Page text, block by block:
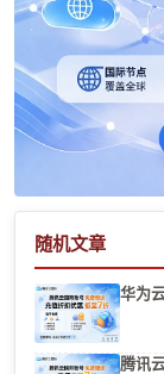
随机文章
华为
腾讯